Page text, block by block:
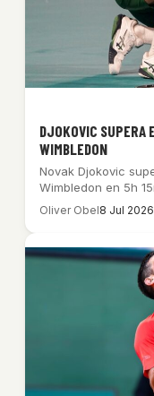
DJOKOVIC SUPERA
WIMBLEDON
Novak Djokovic
Wimbledon en 5h
Oliver Obel8 Jul 2026